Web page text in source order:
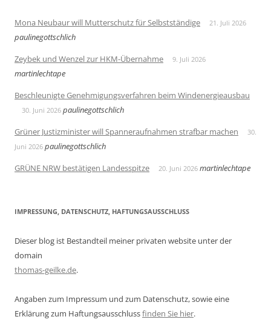
Mona Neubaur will Mutterschutz für Selbstständige 21. Juli 2026
paulinegottschlich
Zeybek und Wenzel zur HKM-Übernahme
9. Juli 2026
martinlechtape
Beschleunigte Genehmigungsverfahren beim Windenergieausbau
30. Juni 2026 paulinegottschlich
Grüner Justizminister will Spanneraufnahmen strafbar machen
30.
Juni 2026 paulinegottschlich
GRÜNE NRW bestätigen Landesspitze
20. Juni 2026 martinlechtape
IMPRESSUNG, DATENSCHUTZ, HAFTUNGSAUSSCHLUSS
Dieser blog ist Bestandteil meiner privaten website unter der
domain
thomas-geilke.de.
Angaben zum Impressum und zum Datenschutz, sowie eine
Erklärung zum Haftungsausschlussfinden Sie hier.